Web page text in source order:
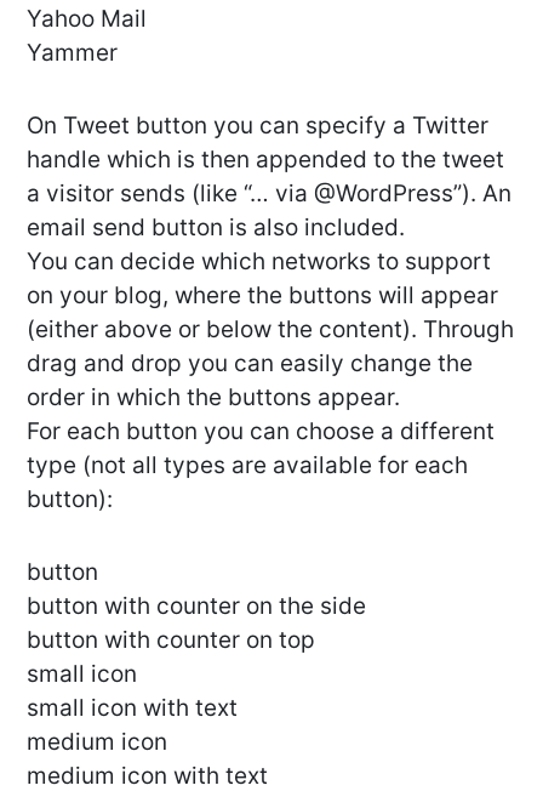
Yahoo Mail
Yammer
On Tweet button you can specify a Twitter
handle which is then appended to the tweet
a visitor sends (like “… via @WordPress”). An
email send button is also included.
You can decide which networks to support
on your blog, where the buttons will appear
(either above or below the content). Through
drag and drop you can easily change the
order in which the buttons appear.
For each button you can choose a different
type (not all types are available for each
button):
button
button with counter on the side
button with counter on top
small icon
small icon with text
medium icon
medium icon with text